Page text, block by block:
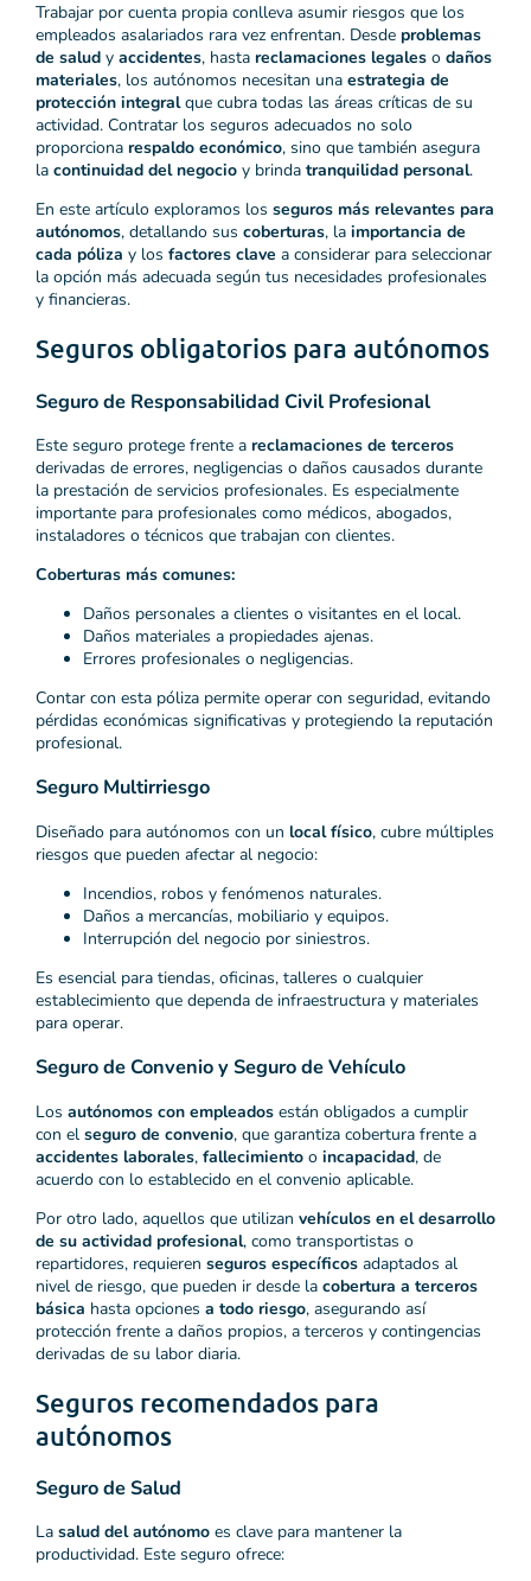
Trabajar por cuenta propia conlleva asumir riesgos que los
empleados asalariados rara vez enfrentan. Desde problemas
de salud y accidentes, hasta reclamaciones legales o daños
materiales, los autónomos necesitan una estrategia de
protección integralque cubra todas las áreas críticas de su
actividad. Contratar los seguros adecuados no solo
proporciona respaldo económico, sino que también asegura
la continuidad del negocio y brinda tranquilidad personal.
En este artículo exploramos los seguros más relevantes para
autónomos, detallando sus coberturas, la importancia de
cada póliza y los factores clave a considerar para seleccionar
la opción más adecuada según tus necesidades profesionales
y financieras.
Seguros obligatorios para autónomos
Seguro de Responsabilidad Civil Profesional
Este seguro protege frente a reclamaciones de terceros
derivadas de errores, negligencias o daños causados durante
la prestación de servicios profesionales. Es especialmente
importante para profesionales como médicos, abogados,
instaladores o técnicos que trabajan con clientes.
Coberturas más comunes:
Daños personales a clientes o visitantes en el local.
Daños materiales a propiedades ajenas.
Errores profesionales o negligencias.
Contar con esta póliza permite operar con seguridad, evitando
pérdidas económicas significativas y protegiendo la reputación
profesional.
Seguro Multirriesgo
Diseñado para autónomos con un local físico, cubre múltiples
riesgos que pueden afectar al negocio:
Incendios, robos y fenómenos naturales.
Daños a mercancías, mobiliario y equipos.
Interrupción del negocio por siniestros.
Es esencial para tiendas, oficinas, talleres o cualquier
establecimiento que dependa de infraestructura y materiales
para operar.
Seguro de Convenio y Seguro de Vehículo
Los autónomos con empleados están obligados a cumplir
con el seguro de convenio, que garantiza cobertura frente a
accidentes laborales, fallecimiento o incapacidad, de
acuerdo con lo establecido en el convenio aplicable.
Por otro lado, aquellos que utilizan vehículos en el desarrollo
de su actividad profesional, como transportistas o
repartidores, requieren seguros específicos adaptados al
nivel de riesgo, que pueden ir desde la cobertura a terceros
básica hasta opciones a todo riesgo, asegurando así
protección frente a daños propios, a terceros y contingencias
derivadas de su labor diaria.
Seguros recomendados para
autónomos
Seguro de Salud
La salud del autónomo es clave para mantener la
productividad. Este seguro ofrece: